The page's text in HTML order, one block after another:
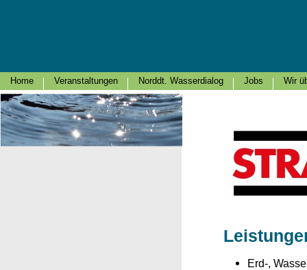
Home Veranstaltungen Norddt. Wasserdialog Jobs Wir
Erd-,